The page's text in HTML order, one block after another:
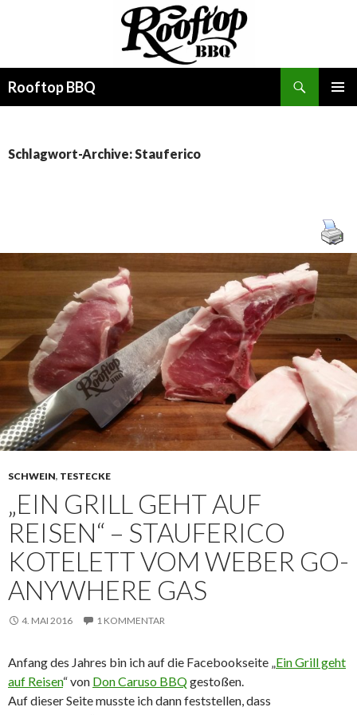
Rooftop BBQ
Schlagwort-Archive: Stauferico
SCHWEIN, TESTECKE
„EIN GRILL GEHT AUF
REISEN“ – STAUFERICO
KOTELETT VOM WEBER GO-
ANYWHERE GAS
4. MAI 2016 1 KOMMENTAR
Anfang des Jahres bin ich auf die Facebookseite „Ein Grill geht
auf Reisen“ von Don Caruso BBQgestoßen.
Auf dieser Seite musste ich dann feststellen, dass